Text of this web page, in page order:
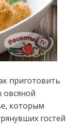
приготовить
овсяной
которым
гостей